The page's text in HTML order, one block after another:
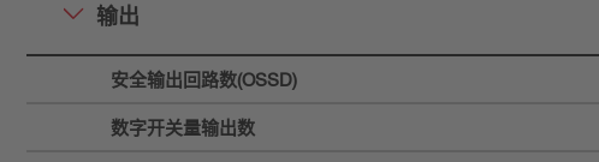
输出
安全输出回路数(OSSD)
数字开关量输出数